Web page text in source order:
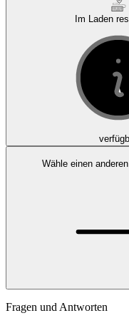
Im Laden
Wähle einen
Fragen und Antworten